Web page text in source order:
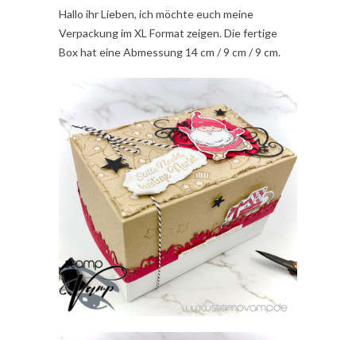
Hallo ihr Lieben, ich möchte euch meine
Verpackung im XL Format zeigen. Die fertige
Box hat eine Abmessung 14 cm / 9 cm / 9 cm.